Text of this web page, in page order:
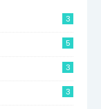
3
5
3
3